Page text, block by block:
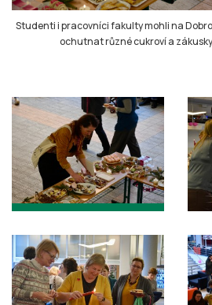
Studenti i pracovníci fakulty mohli na
ochutnat různé cukroví a